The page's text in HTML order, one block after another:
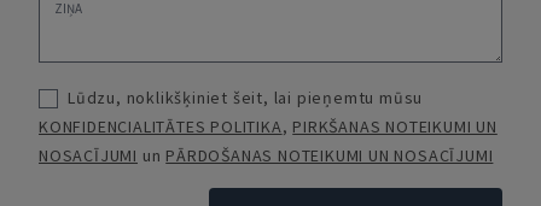
Lūdzu, noklikšķiniet šeit, lai pieņemtu mūsu
KONFIDENCIALITĀTES POLITIKA, PIRKŠANAS NOTEIKUMI UN
NOSACĪJUMI un PĀRDOŠANAS NOTEIKUMI UN NOSACĪJUMI